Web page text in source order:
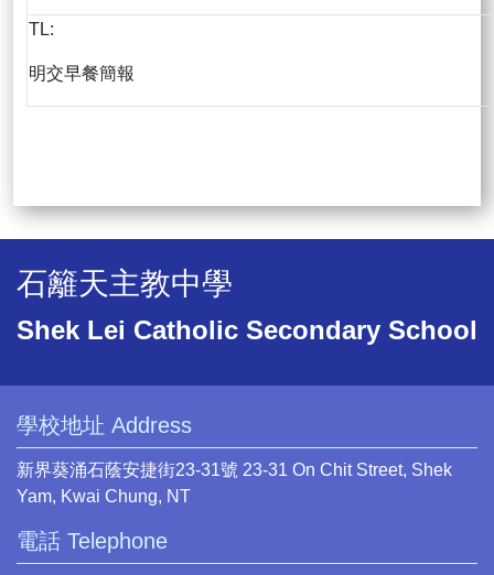
TL:
明交早餐簡報
石籬天主教中學
Shek Lei Catholic Secondary School
學校地址 Address
新界葵涌石蔭安捷街23-31號 23-31 On Chit Street, Shek
Yam, Kwai Chung, NT
電話 Telephone